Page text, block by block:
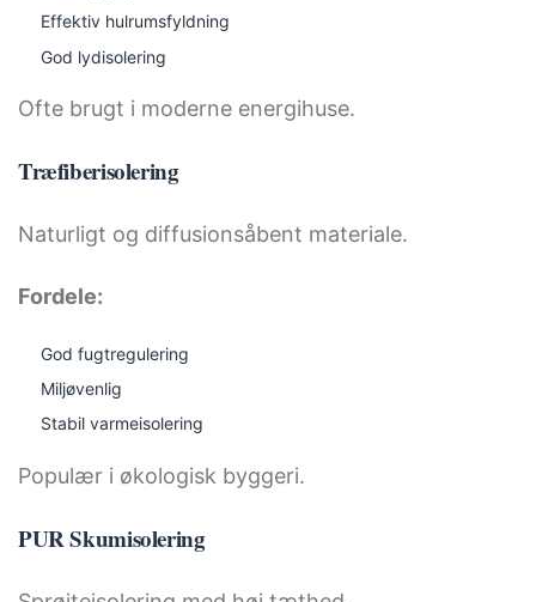
Effektiv hulrumsfyldning
God lydisolering
Ofte brugt i moderne energihuse.
Træfiberisolering
Naturligt og diffusionsåbent materiale.
Fordele:
God fugtregulering
Miljøvenlig
Stabil varmeisolering
Populær i økologisk byggeri.
PUR Skumisolering